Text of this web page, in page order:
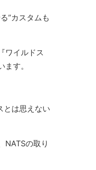
”カスタムも
ワイルドス
す。
とは思えない
NATSの取り